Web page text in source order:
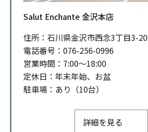
Salut Enchante 金沢本店
住所：石川県金沢市西念3丁目3-20
電話番号：076-256-0996
営業時間：7:00～18:00
定休日：年末年始、お盆
駐車場：あり（10台）
詳細を見る